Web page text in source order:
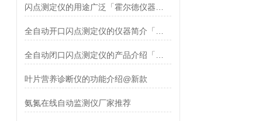
叶片营养诊断仪的功能介绍@新款
氨氮在线自动监测仪厂家推荐